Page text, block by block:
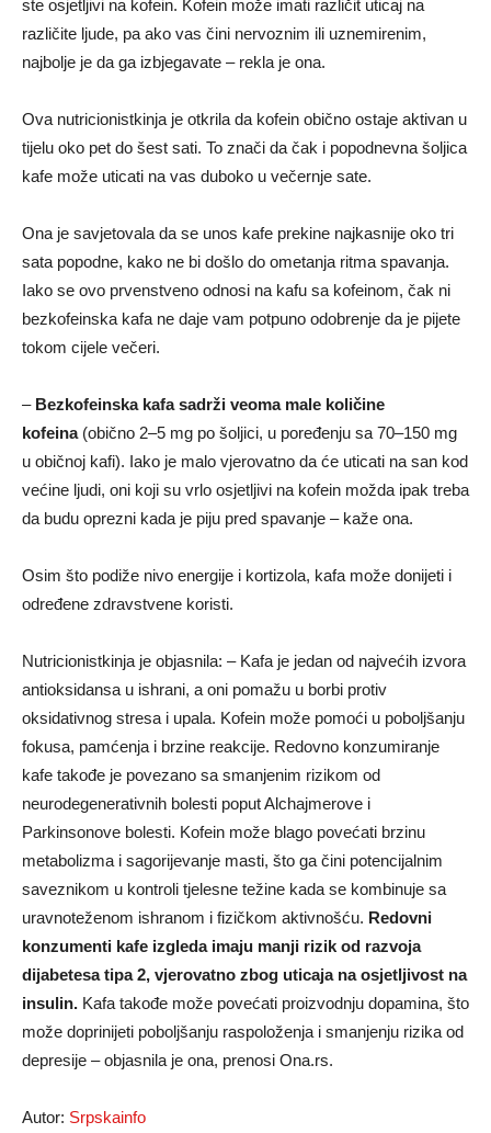
ste osjetljivi na kofein. Kofein može imati različit uticaj na
različite ljude, pa ako vas čini nervoznim ili uznemirenim,
najbolje je da ga izbjegavate – rekla je ona.
Ova nutricionistkinja je otkrila da kofein obično ostaje aktivan u
tijelu oko pet do šest sati. To znači da čak i popodnevna šoljica
kafe može uticati na vas duboko u večernje sate.
Ona je savjetovala da se unos kafe prekine najkasnije oko tri
sata popodne, kako ne bi došlo do ometanja ritma spavanja.
Iako se ovo prvenstveno odnosi na kafu sa kofeinom, čak ni
bezkofeinska kafa ne daje vam potpuno odobrenje da je pijete
tokom cijele večeri.
– Bezkofeinska kafa sadrži veoma male količine
kofeina(obično 2–5 mg po šoljici, u poređenju sa 70–150 mg
u običnoj kafi). Iako je malo vjerovatno da će uticati na san kod
većine ljudi, oni koji su vrlo osjetljivi na kofein možda ipak treba
da budu oprezni kada je piju pred spavanje – kaže ona.
Osim što podiže nivo energije i kortizola, kafa može donijeti i
određene zdravstvene koristi.
Nutricionistkinja je objasnila: – Kafa je jedan od najvećih izvora
antioksidansa u ishrani, a oni pomažu u borbi protiv
oksidativnog stresa i upala. Kofein može pomoći u poboljšanju
fokusa, pamćenja i brzine reakcije. Redovno konzumiranje
kafe takođe je povezano sa smanjenim rizikom od
neurodegenerativnih bolesti poput Alchajmerove i
Parkinsonove bolesti. Kofein može blago povećati brzinu
metabolizma i sagorijevanje masti, što ga čini potencijalnim
saveznikom u kontroli tjelesne težine kada se kombinuje sa
uravnoteženom ishranom i fizičkom aktivnošću. Redovni
konzumenti kafe izgleda imaju manji rizik od razvoja
dijabetesa tipa 2, vjerovatno zbog uticaja na osjetljivost na
insulin. Kafa takođe može povećati proizvodnju dopamina, što
može doprinijeti poboljšanju raspoloženja i smanjenju rizika od
depresije – objasnila je ona, prenosi Ona.rs.
Autor: Srpskainfo